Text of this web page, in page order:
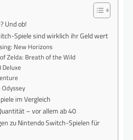
Und ob!
Spiele sind wirklich ihr Geld wert
New Horizons
Zelda: Breath of the Wild
im Vergleich
– vor allem ab 40
zu Nintendo Switch-Spielen für